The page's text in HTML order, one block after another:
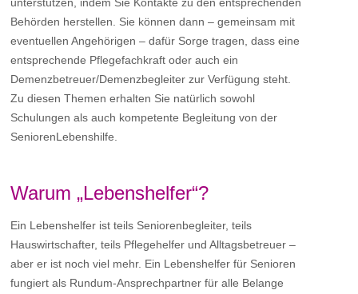
Behörden herstellen. Sie können dann – gemeinsam mit
eventuellen Angehörigen – dafür Sorge tragen, dass eine
entsprechende Pflegefachkraft oder auch ein
Demenzbetreuer/Demenzbegleiter zur Verfügung steht.
Zu diesen Themen erhalten Sie natürlich sowohl
Schulungen als auch kompetente Begleitung von der
SeniorenLebenshilfe.
Warum „Lebenshelfer“?
Ein Lebenshelfer ist teils Seniorenbegleiter, teils
Hauswirtschafter, teils Pflegehelfer und Alltagsbetreuer –
aber er ist noch viel mehr. Ein Lebenshelfer für Senioren
fungiert als Rundum-Ansprechpartner für alle Belange